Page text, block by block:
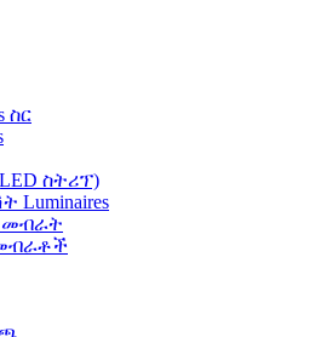
ስር
ስትሪፕ)
Luminaires
መብራት